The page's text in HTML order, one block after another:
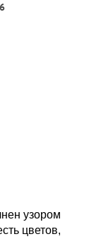
узором
цветов,